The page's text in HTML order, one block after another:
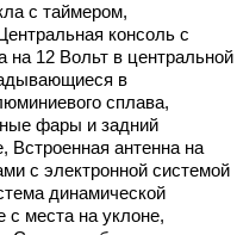
с таймером,
консоль с
на 12 Вольт в центральной
в
сплава,
фары и задний
антенна на
с электронной системой
динамической
с места на уклоне,